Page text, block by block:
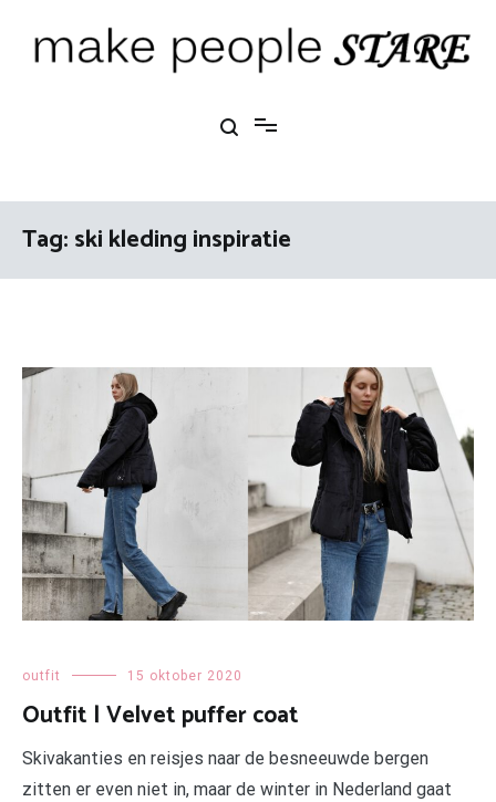
Tag:ski kleding inspiratie
outfit 15 oktober 2020
Outfit | Velvet puffer coat
Skivakanties en reisjes naar de besneeuwde bergen
zitten er even niet in, maar de winter in Nederland gaat